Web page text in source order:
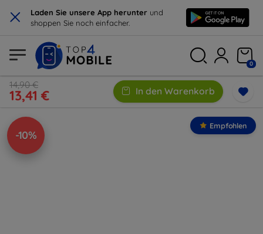
× Laden Sie unsere App herunter und
shoppen Sie noch einfacher.
0
14,90 €
13,41 € In den Warenkorb
-10%
Empfohlen